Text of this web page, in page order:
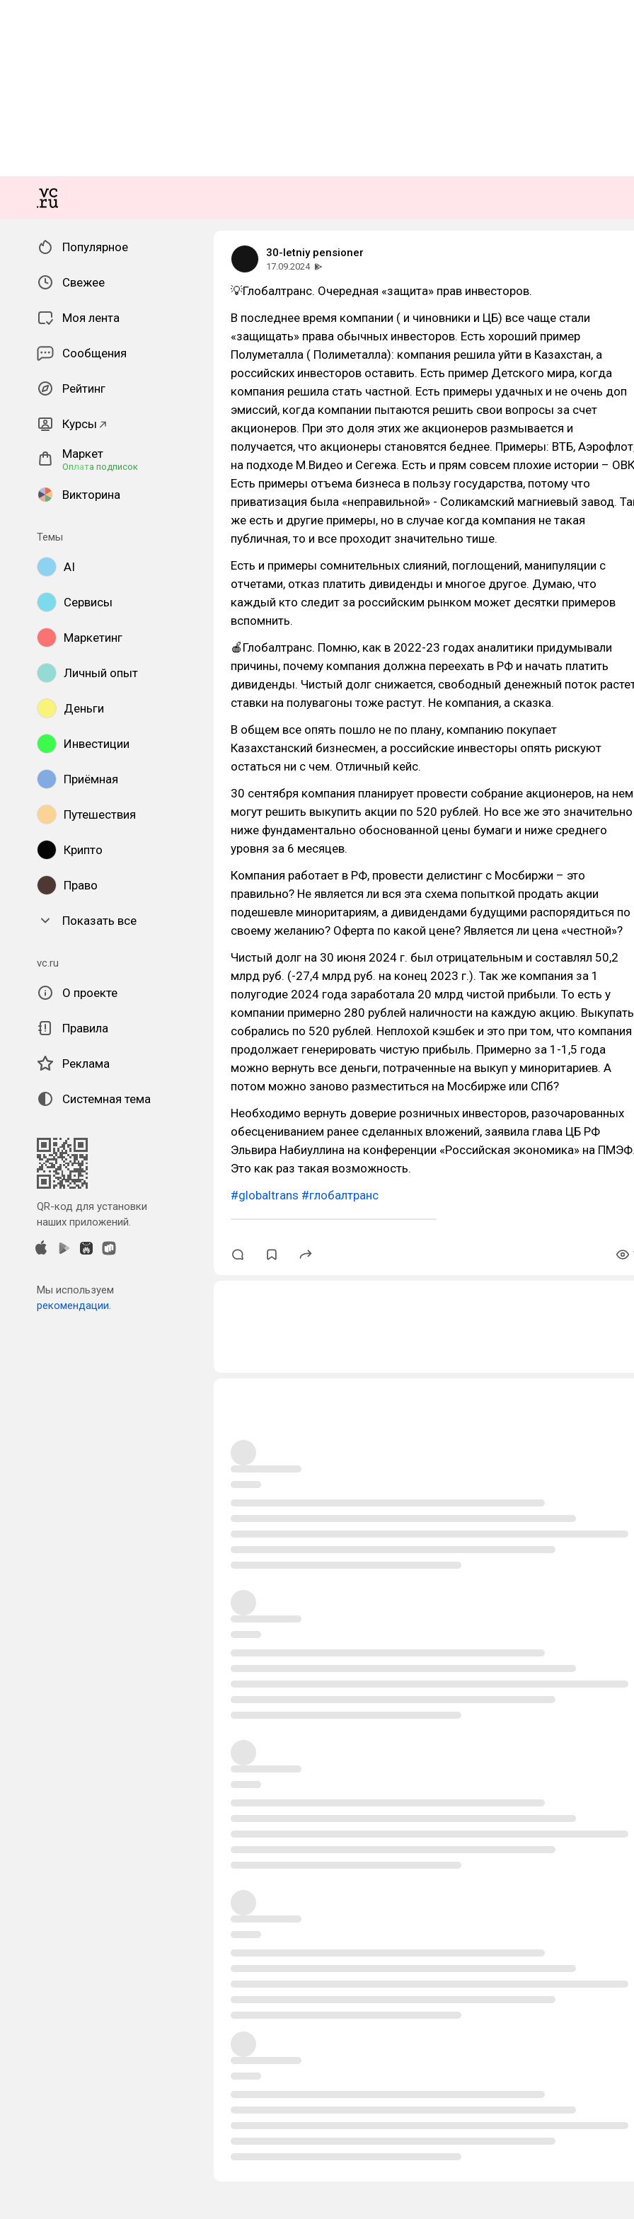
Популярное
Свежее
Моя лента
Сообщения
Рейтинг
Курсы
Маркет
Оплата подписок
Викторина
Темы
AI
Сервисы
Маркетинг
Личный опыт
Деньги
Инвестиции
Приёмная
Путешествия
Крипто
Право
Показать все
vc.ru
О проекте
Правила
Реклама
Системная тема
QR-код для установки
наших приложений.
Мы используем
рекомендации.
30-letniy pensioner
17.09.2024
💡Глобалтранс. Очередная «защита» прав инвесторов.
В последнее время компании ( и чиновники и ЦБ) все чаще стали
«защищать» права обычных инвесторов. Есть хороший пример
Полуметалла ( Полиметалла): компания решила уйти в Казахстан, а
российских инвесторов оставить. Есть пример Детского мира, когда
компания решила стать частной. Есть примеры удачных и не очень доп
эмиссий, когда компании пытаются решить свои вопросы за счет
акционеров. При это доля этих же акционеров размывается и
получается, что акционеры становятся беднее. Примеры: ВТБ,
на подходе М.Видео и Сегежа. Есть и прям совсем плохие истории –
Есть примеры отъема бизнеса в пользу государства, потому что
приватизация была «неправильной» - Соликамский магниевый завод.
же есть и другие примеры, но в случае когда компания не такая
публичная, то и все проходит значительно тише.
Есть и примеры сомнительных слияний, поглощений, манипуляции с
отчетами, отказ платить дивиденды и многое другое. Думаю, что
каждый кто следит за российским рынком может десятки примеров
вспомнить.
🍎Глобалтранс. Помню, как в 2022-23 годах аналитики придумывали
причины, почему компания должна переехать в РФ и начать платить
дивиденды. Чистый долг снижается, свободный денежный поток
ставки на полувагоны тоже растут. Не компания, а сказка.
В общем все опять пошло не по плану, компанию покупает
Казахстанский бизнесмен, а российские инвесторы опять рискуют
остаться ни с чем. Отличный кейс.
30 сентября компания планирует провести собрание акционеров, на нем
могут решить выкупить акции по 520 рублей. Но все же это значительно
ниже фундаментально обоснованной цены бумаги и ниже среднего
уровня за 6 месяцев.
Компания работает в РФ, провести делистинг с Мосбиржи – это
правильно? Не является ли вся эта схема попыткой продать акции
подешевле миноритариям, а дивидендами будущими распорядиться по
своему желанию? Оферта по какой цене? Является ли цена «честной»?
Чистый долг на 30 июня 2024 г. был отрицательным и составлял 50,2
млрд руб. (-27,4 млрд руб. на конец 2023 г.). Так же компания за 1
полугодие 2024 года заработала 20 млрд чистой прибыли. То есть у
компании примерно 280 рублей наличности на каждую акцию. Выкупать
собрались по 520 рублей. Неплохой кэшбек и это при том, что компания
продолжает генерировать чистую прибыль. Примерно за 1-1,5 года
можно вернуть все деньги, потраченные на выкуп у миноритариев. А
потом можно заново разместиться на Мосбирже или СПб?
Необходимо вернуть доверие розничных инвесторов, разочарованных
обесцениванием ранее сделанных вложений, заявила глава ЦБ РФ
Эльвира Набиуллина на конференции «Российская экономика» на
Это как раз такая возможность.
#globaltrans #глобалтранс